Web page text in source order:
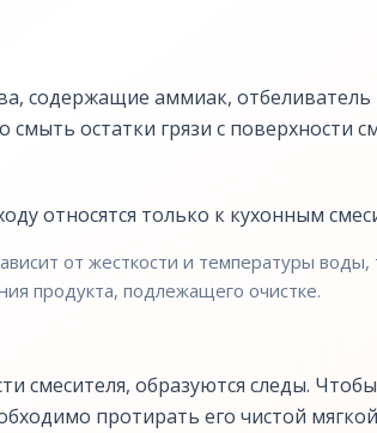
содержащие аммиак, отбеливатель
остатки грязи с поверхности
относятся только к кухонным
от жесткости и температуры воды,
продукта, подлежащего очистке.
смесителя, образуются следы.
протирать его чистой